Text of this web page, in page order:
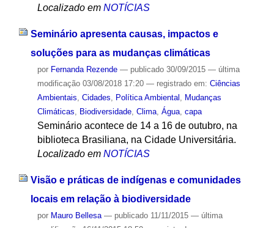
Localizado em NOTÍCIAS
Seminário apresenta causas, impactos e
soluções para as mudanças climáticas
por Fernanda Rezende — publicado30/09/2015 — última
modificação03/08/2018 17:20 — registrado em: Ciências
Ambientais, Cidades, Política Ambiental , Mudanças
Climáticas, Biodiversidade, Clima, Água, capa
Seminário acontece de 14 a 16 de outubro, na
biblioteca Brasiliana, na Cidade Universitária.
Localizado em NOTÍCIAS
Visão e práticas de indígenas e comunidades
locais em relação à biodiversidade
por Mauro Bellesa — publicado11/11/2015 — última